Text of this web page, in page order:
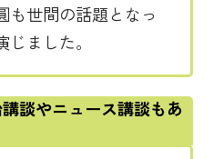
も世間の話題となっ
ました。
談やニュース講談もあ